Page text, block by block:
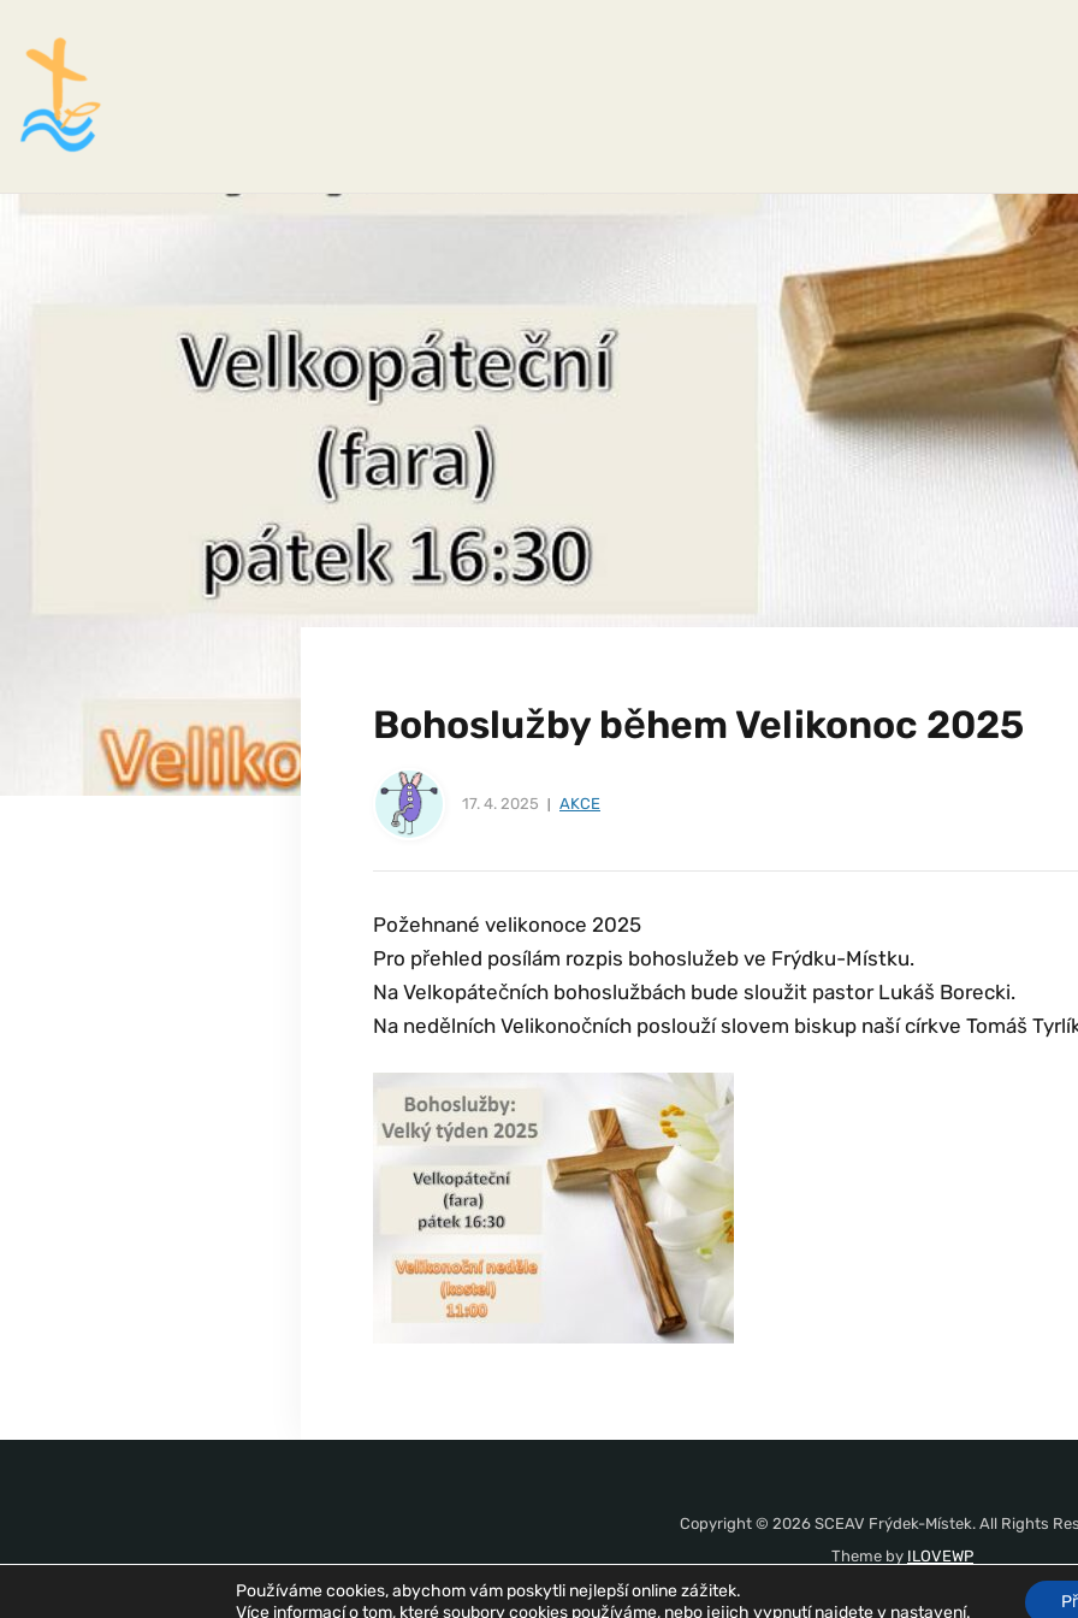
Bohoslužby během Velikonoc 2025
17. 4. 2025 AKCE
Požehnané velikonoce 2025
Pro přehled posílám rozpis bohoslužeb ve Frýdku-Místku.
Na Velkopátečních bohoslužbách bude sloužit pastor Lukáš Borecki.
Na nedělních Velikonočních poslouží slovem biskup naší církve Tomáš
Copyright © 2026 SCEAV Frýdek-Místek. All Rights
Theme by ILOVEWP
Používáme cookies, abychom vám poskytli nejlepší online zážitek.
Více informací o tom, které soubory cookies používáme, nebo jejich vypnutí najdete v nastavení.